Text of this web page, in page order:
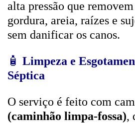
alta pressão que
gordura, areia, raízes e
sem danificar os canos.
🧴 Limpeza e
Séptica
O serviço é feito com
(caminhão limpa-fossa),